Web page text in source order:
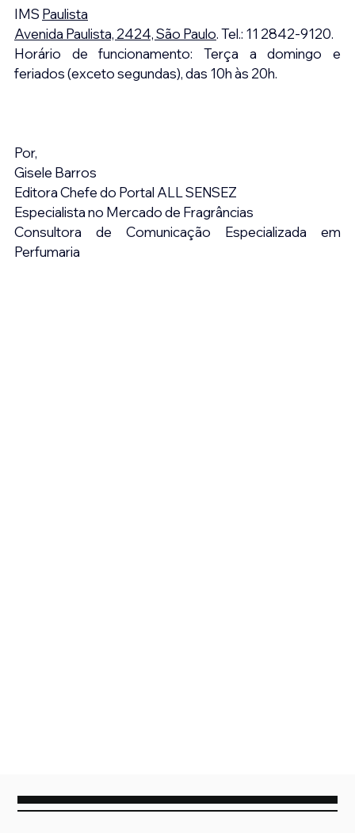
IMS Paulista
Avenida Paulista, 2424, São Paulo. Tel.: 11 2842-9120.
Horário de funcionamento: Terça a domingo e
feriados (exceto segundas), das 10h às 20h.
Por,
Gisele Barros
Editora Chefe do Portal ALL SENSEZ
Especialista no Mercado de Fragrâncias
Consultora de Comunicação Especializada em
Perfumaria